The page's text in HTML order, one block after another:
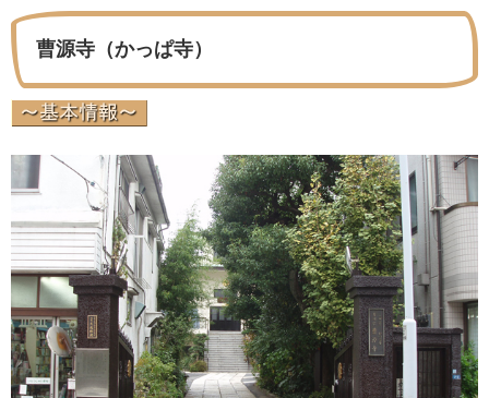
曹源寺（かっぱ寺）